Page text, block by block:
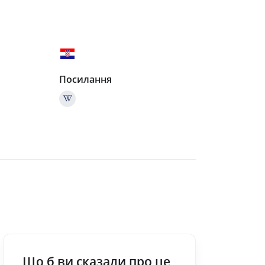
Посилання
Що б ви сказали про це